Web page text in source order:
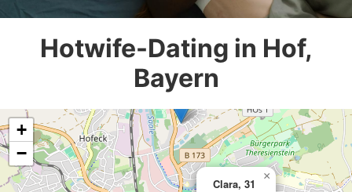
Hotwife-Dating in Hof,
Bayern
Clara, 31
×
+
−